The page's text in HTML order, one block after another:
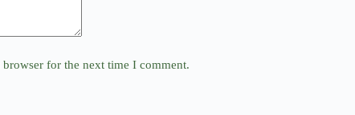
for the next time I comment.